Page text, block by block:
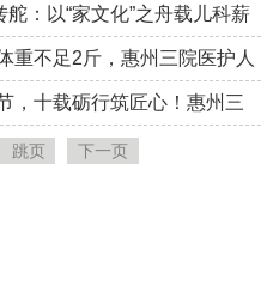
：以“家文化”之舟载儿科薪
重不足2斤，惠州三院医护人
，十载砺行筑匠心！惠州三
系列活动温情落幕
下一页